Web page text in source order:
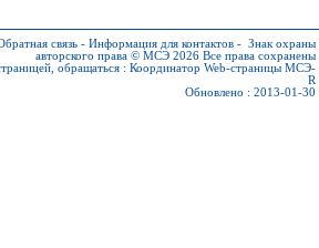
связь - Информация для контактов - Знак охраны
авторского права © МСЭ 2026 Все права сохранены
обращаться : Координатор Web-страницы МСЭ-
R
Обновлено : 2013-01-30